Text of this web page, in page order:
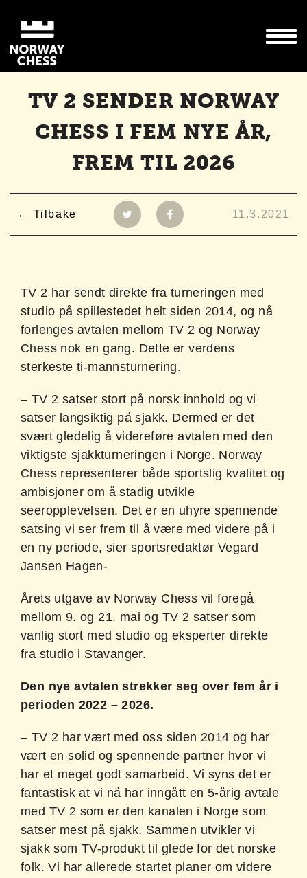
TV 2 SENDER NORWAY
CHESS I FEM NYE ÅR,
FREM TIL 2026
Tilbake 11.3.2021
TV 2 har sendt direkte fra turneringen med
studio på spillestedet helt siden 2014, og nå
forlenges avtalen mellom TV 2 og Norway
Chess nok en gang. Dette er verdens
sterkeste ti-mannsturnering.
– TV 2 satser stort på norsk innhold og vi
satser langsiktig på sjakk. Dermed er det
svært gledelig å videreføre avtalen med den
viktigste sjakkturneringen i Norge. Norway
Chess representerer både sportslig kvalitet og
ambisjoner om å stadig utvikle
seeropplevelsen. Det er en uhyre spennende
satsing vi ser frem til å være med videre på i
en ny periode, sier sportsredaktør Vegard
Jansen Hagen-
Årets utgave av Norway Chess vil foregå
mellom 9. og 21. mai og TV 2 satser som
vanlig stort med studio og eksperter direkte
fra studio i Stavanger.
Den nye avtalen strekker seg over fem år i
perioden 2022 – 2026.
– TV 2 har vært med oss siden 2014 og har
vært en solid og spennende partner hvor vi
har et meget godt samarbeid. Vi syns det er
fantastisk at vi nå har inngått en 5-årig avtale
med TV 2 som er den kanalen i Norge som
satser mest på sjakk. Sammen utvikler vi
sjakk som TV-produkt til glede for det norske
folk. Vi har allerede startet planer om videre